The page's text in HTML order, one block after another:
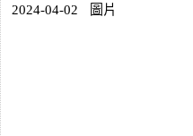
2024-04-02 圖片